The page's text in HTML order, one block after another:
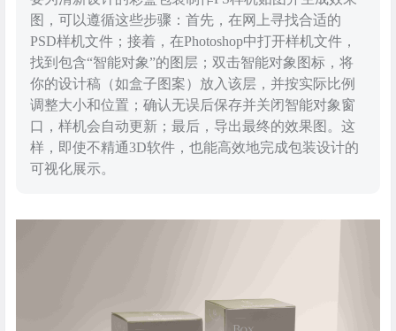
图，可以遵循这些步骤：首先，在网上寻找合适的
PSD样机文件；接着，在Photoshop中打开样机文件，
找到包含“智能对象”的图层；双击智能对象图标，将
你的设计稿（如盒子图案）放入该层，并按实际比例
调整大小和位置；确认无误后保存并关闭智能对象窗
口，样机会自动更新；最后，导出最终的效果图。这
样，即使不精通3D软件，也能高效地完成包装设计的
可视化展示。